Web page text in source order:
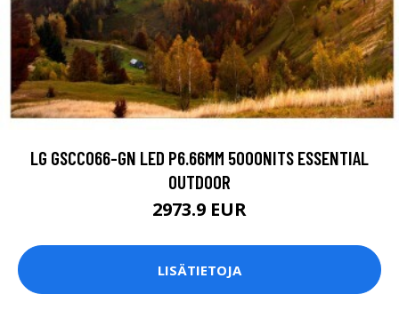
LG GSCC066-GN LED P6.66MM 5000NITS ESSENTIAL
OUTDOOR
2973.9 EUR
LISÄTIETOJA